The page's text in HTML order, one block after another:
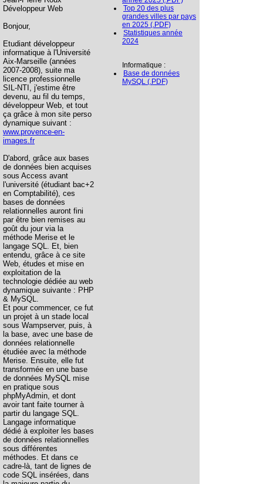
Développeur Web
Bonjour,
Etudiant développeur
informatique à l'Université
Aix-Marseille (années
2007-2008), suite ma
licence professionnelle
SIL-NTI, j'estime être
devenu, au fil du temps,
développeur Web, et tout
ça grâce à mon site perso
dynamique suivant :
www.provence-en-
images.fr
D'abord, grâce aux bases
de données bien acquises
sous Access avant
l'université (étudiant bac+2
en Comptabilité), ces
bases de données
relationnelles auront fini
par être bien remises au
goût du jour via la
méthode Merise et le
langage SQL. Et, bien
entendu, grâce à ce site
Web, études et mise en
exploitation de la
technologie dédiée au web
dynamique suivante : PHP
& MySQL.
Et pour commencer, ce fut
un projet à un stade local
sous Wampserver, puis, à
la base, avec une base de
données relationnelle
étudiée avec la méthode
Merise. Ensuite, elle fut
transformée en une base
de données MySQL mise
en pratique sous
phpMyAdmin, et dont
avoir tant faite tourner à
partir du langage SQL.
Langage informatique
dédié à exploiter les bases
de données relationnelles
sous différentes
méthodes. Et dans ce
cadre-là, tant de lignes de
code SQL insérées, dans
Top 20 des plus
grandes villes par pays
en 2025 (.PDF)
Statistiques année
2024
Informatique :
Base de données
MySQL (.PDF)